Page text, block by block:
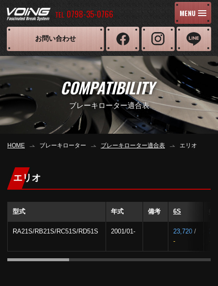
TEL 0798-35-0766 MENU
お問い合わせ
COMPATIBILITY
ブレーキローター適合表
HOME ブレーキローター ブレーキローター適合表 エリオ
エリオ
型式 年式 備考 6S
RA21S/RB21S/RC51S/RD51S 2001/01- 23,720 /
-